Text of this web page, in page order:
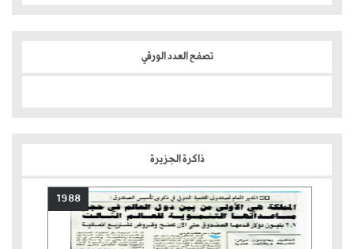
تصفح العدد الورقي
ذاكرة الجزيرة
1988